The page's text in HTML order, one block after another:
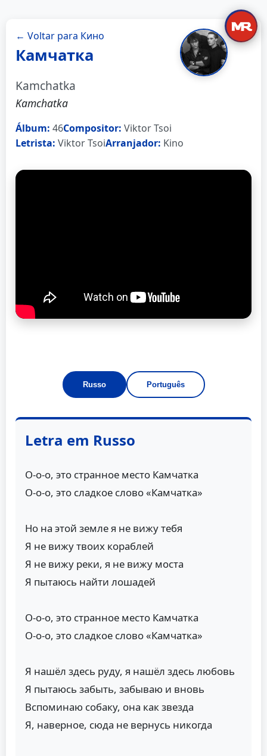
← Voltar para Кино
Камчатка
Kamchatka
Kamchatka
Álbum: 46Compositor: Viktor Tsoi
Letrista: Viktor TsoiArranjador: Kino
Russo Português
Letra em Russo
О-о-о, это странное место Камчатка
О-о-о, это сладкое слово «Камчатка»
Но на этой земле я не вижу тебя
Я не вижу твоих кораблей
Я не вижу реки, я не вижу моста
Я пытаюсь найти лошадей
О-о-о, это странное место Камчатка
О-о-о, это сладкое слово «Камчатка»
Я нашёл здесь руду, я нашёл здесь любовь
Я пытаюсь забыть, забываю и вновь
Вспоминаю собаку, она как звезда
Я, наверное, сюда не вернусь никогда